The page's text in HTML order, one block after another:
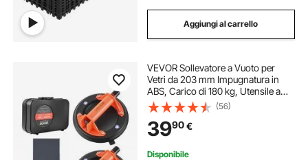
plotter per taglio vinili vinile da taglio
plotter da taglio vinili
vinile per plotter da taglio plotter taglio vinilo
Aggiungi al carrello
VEVOR Sollevatore a Vuoto per
Vetri da 203 mm Impugnatura in
ABS, Carico di 180 kg, Utensile a
Ventosa per Piastrelle con Custodia
per Trasporto per Sollevare
Piastrelle di Grandi Dimensioni, 2pz
(56)
3990€
Disponibile